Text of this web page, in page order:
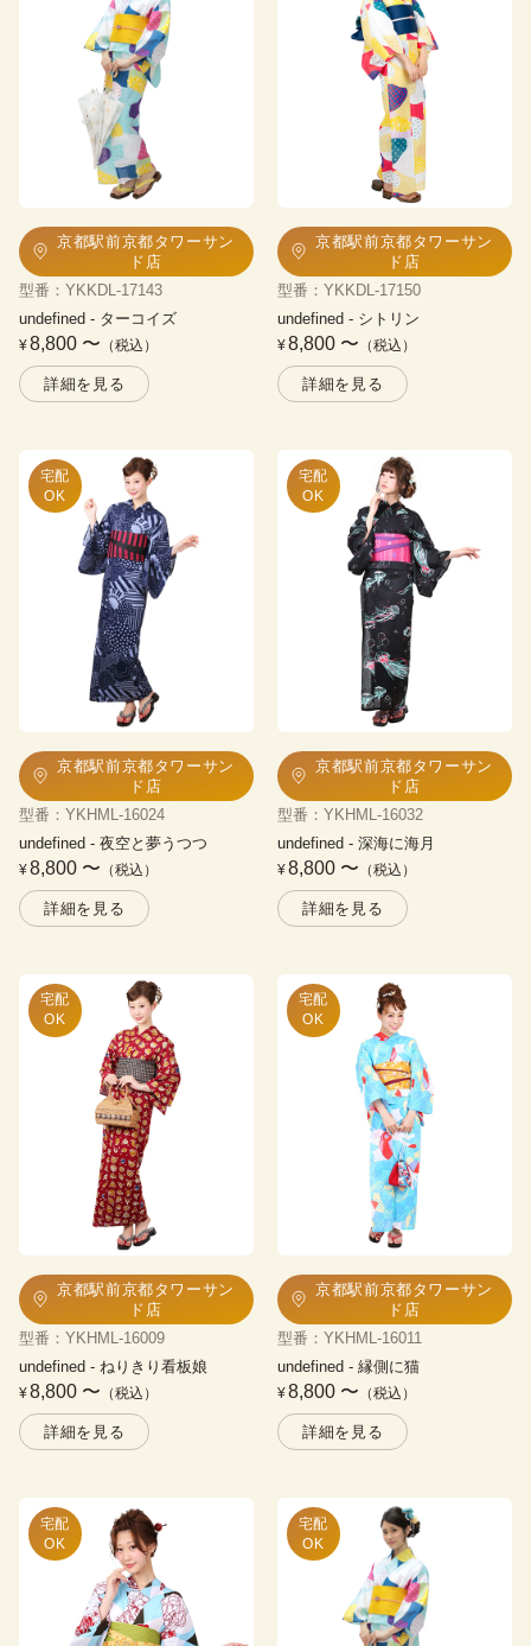
京都駅前京都タワーサン
ド店
型番 ： YKKDL-17143
undefined - ターコイズ
¥8,800 〜 （税込）
詳細を見る
京都駅前京都タワーサン
ド店
型番 ： YKKDL-17150
undefined - シトリン
¥8,800 〜 （税込）
詳細を見る
宅配
OK
京都駅前京都タワーサン
ド店
型番 ： YKHML-16024
undefined - 夜空と夢うつつ
¥8,800 〜 （税込）
詳細を見る
宅配
OK
京都駅前京都タワーサン
ド店
型番 ： YKHML-16032
undefined - 深海に海月
¥8,800 〜 （税込）
詳細を見る
宅配
OK
京都駅前京都タワーサン
ド店
型番 ： YKHML-16009
undefined - ねりきり看板娘
¥8,800 〜 （税込）
詳細を見る
宅配
OK
京都駅前京都タワーサン
ド店
型番 ： YKHML-16011
undefined - 縁側に猫
¥8,800 〜 （税込）
詳細を見る
宅配
OK
宅配
OK